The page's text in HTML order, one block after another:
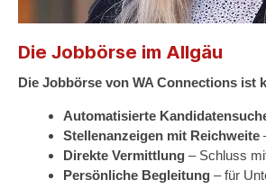
Die Jobbörse im Allgäu
Die Jobbörse von WA Connections ist
Automatisierte
Stellenanzeigen mit Reichweite
Direkte Vermittlung – Schluss
Persönliche Begleitung – für